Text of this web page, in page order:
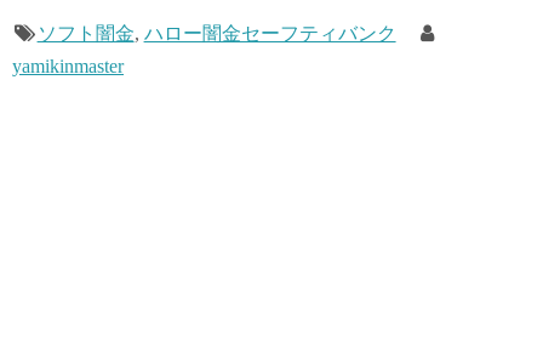
ソフト闇金, ハロー闇金セーフティバンク
yamikinmaster